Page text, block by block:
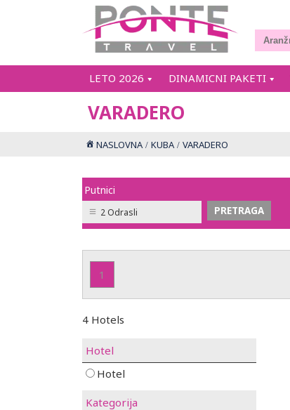
LETO 2026 DINAMICNI PAKETI
VARADERO
NASLOVNA KUBA VARADERO
Putnici
2 Odrasli
1
4 Hotels
Hotel
Hotel
Kategorija